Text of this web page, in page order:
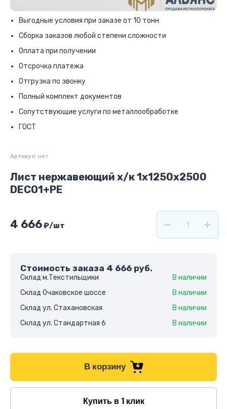
Выгодные условия при заказе от 10 тонн
Сборка заказов любой степени сложности
Оплата при получении
Отсрочка платежа
Отгрузка по звонку
Полный комплект документов
Сопутствующие услуги по металлообработке
ГОСТ
Артикул: нет
Лист нержавеющий х/к 1х1250х2500
DECO1+PE
4 666₽/шт
Стоимость заказа 4 666 руб.
Склад м.Текстильщики
В наличии
Склад Очаковское шоссе
В наличии
Склад ул. Стахановская
В наличии
Склад ул. Стандартная 6
В наличии
В корзину
Купить в 1 клик